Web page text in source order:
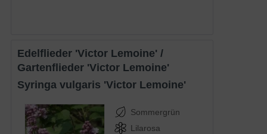
Edelflieder 'Victor Lemoine' /
Gartenflieder 'Victor Lemoine'
Syringa vulgaris 'Victor Lemoine'
Sommergrün
Lilarosa